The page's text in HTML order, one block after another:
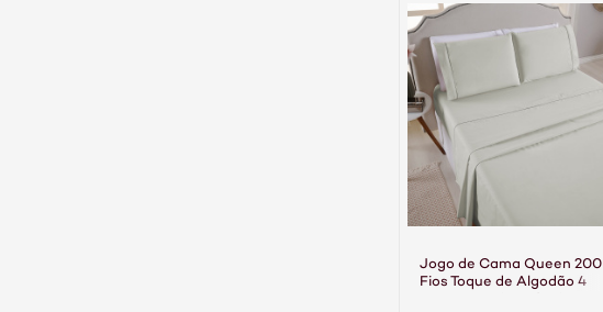
Jogo de Cama Queen 200
Fios Toque de Algodão 4